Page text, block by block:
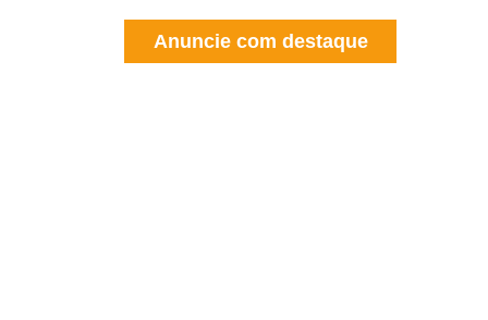
Anuncie com destaque